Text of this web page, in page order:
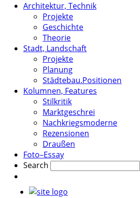
Architektur, Technik
Projekte
Geschichte
Theorie
Stadt, Landschaft
Projekte
Planung
Städtebau.Positionen
Kolumnen, Features
Stilkritik
Marktgeschrei
Nachkriegsmoderne
Rezensionen
Draußen
Foto–Essay
Search